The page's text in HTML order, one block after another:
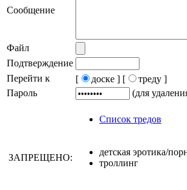
Сообщение
Файл
Подтверждение
Перейти к
[ доске ] [
треду ]
Пароль
(для
Список тредов
ЗАПРЕЩЕНО:
детская эротика/
троллинг